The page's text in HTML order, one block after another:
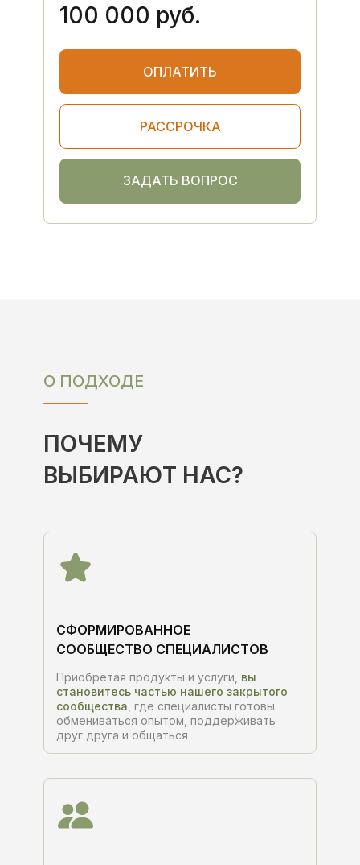
ОПЛАТИТЬ
РАССРОЧКА
ЗАДАТЬ ВОПРОС
100 000 руб.
О ПОДХОДЕ
ПОЧЕМУ
ВЫБИРАЮТ НАС?
СФОРМИРОВАННОЕ
СООБЩЕСТВО СПЕЦИАЛИСТОВ
Приобретая продукты и услуги, вы
становитесь частью нашего закрытого
сообщества , где специалисты готовы
обмениваться опытом, поддерживать
друг друга и общаться